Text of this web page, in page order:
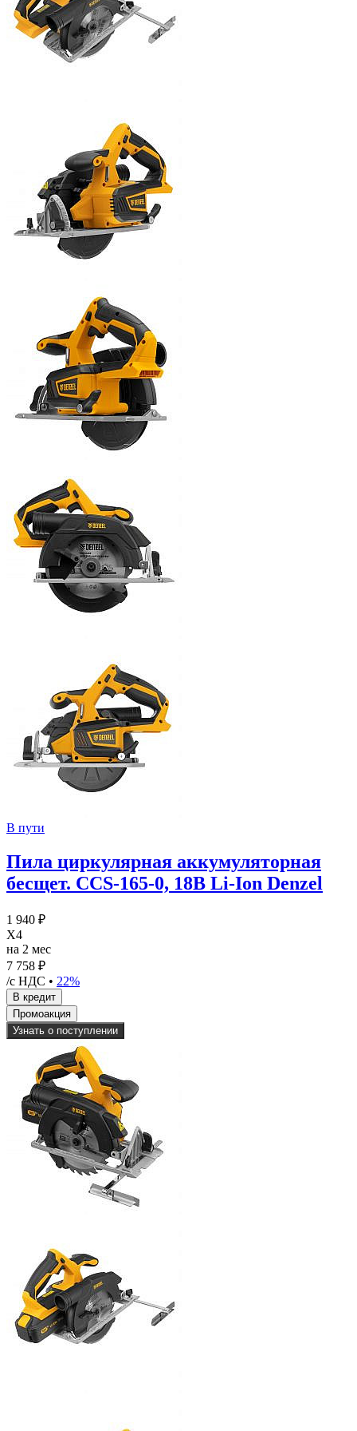
В пути
Пила циркулярная аккумуляторная
бесщет. CCS-165-0, 18В Li-Ion Denzel
1 940 ₽
X4
на 2 мес
7 758 ₽
/с НДС • 22%
Узнать о поступлении